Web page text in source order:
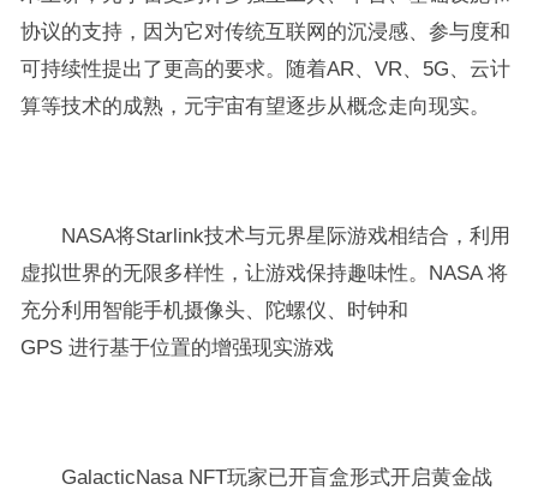
协议的支持，因为它对传统互联网的沉浸感、参与度和
可持续性提出了更高的要求。随着AR、VR、5G、云计
算等技术的成熟，元宇宙有望逐步从概念走向现实。
NASA将Starlink技术与元界星际游戏相结合，利用
虚拟世界的无限多样性，让游戏保持趣味性。NASA 将
充分利用智能手机摄像头、陀螺仪、时钟和
GPS 进行基于位置的增强现实游戏
GalacticNasa NFT玩家已开盲盒形式开启黄金战